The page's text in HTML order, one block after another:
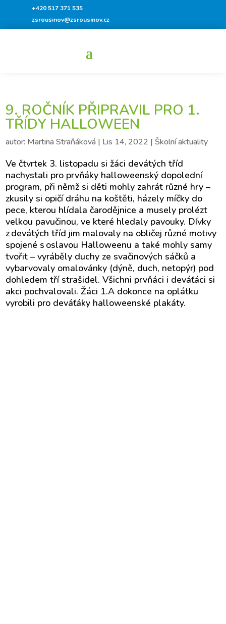
+420 517 371 535
zsrousinov@zsrousinov.cz
9. ROČNÍK PŘIPRAVIL PRO 1.
TŘÍDY HALLOWEEN
autor: Martina Straňáková | Lis 14, 2022 | Školní aktuality
Ve čtvrtek 3. listopadu si žáci devátých tříd
nachystali pro prvňáky halloweenský dopolední
program, při němž si děti mohly zahrát různé hry –
zkusily si opičí dráhu na koštěti, házely míčky do
pece, kterou hlídala čarodějnice a musely prolézt
velkou pavučinou, ve které hledaly pavouky. Dívky
z devátých tříd jim malovaly na obličej různé motivy
spojené s oslavou Halloweenu a také mohly samy
tvořit – vyráběly duchy ze svačinových sáčků a
vybarvovaly omalovánky (dýně, duch, netopýr) pod
dohledem tří strašidel. Všichni prvňáci i deváťáci si
akci pochvalovali. Žáci 1.A dokonce na oplátku
vyrobili pro deváťáky halloweenské plakáty.